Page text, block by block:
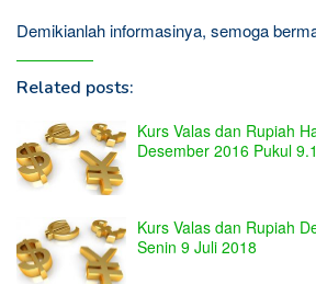
Demikianlah informasinya, semoga
Related posts:
Kurs Valas dan Rupiah
Desember 2016 Pukul
Kurs Valas dan Rupiah
Senin 9 Juli 2018